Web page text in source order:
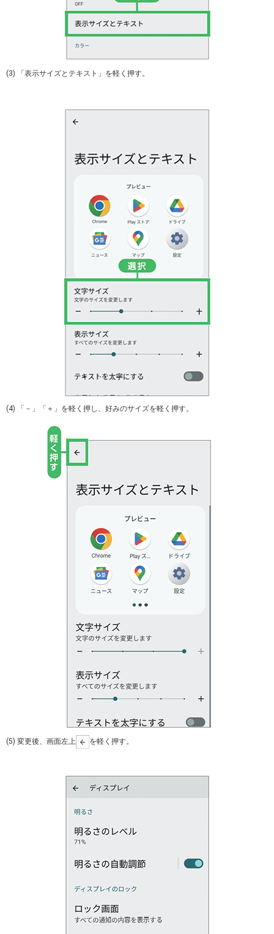
(3) 「表示サイズとテキスト」を軽く押す。
(4) 「－」「＋」を軽く押し、好みのサイズを軽く押す。
(5) 変更後、画面左上 を軽く押す。